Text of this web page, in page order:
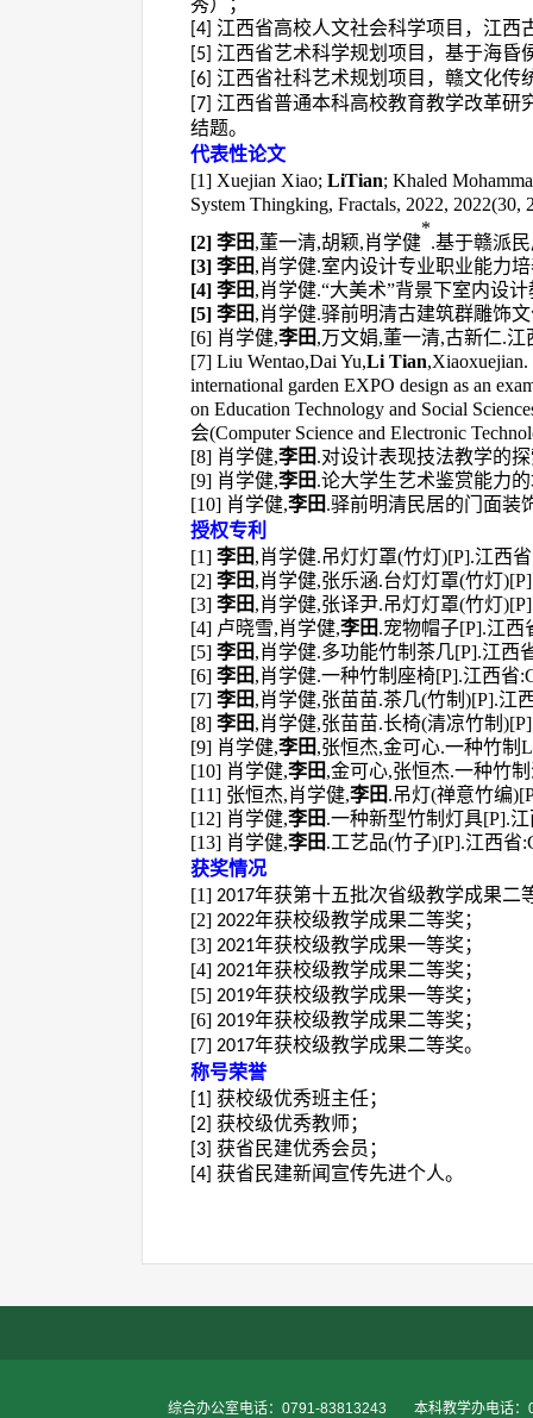
秀）；
[4] 江西省高校人文社会科学项目，江西
5 江西省艺术科学规划项目，基于海昏
[6] 江西省社科艺术规划项目，赣文化传
[7] 江西省普通本科高校教育教学改革研
结题。
代表性论文
[1] Xuejian Xiao; LiTian; Khaled
System Thingking, Fractals, 2022, 2022(30,
[2] 李田,董一清,胡颖,肖学健
*
.基于赣派
[3] 李田,肖学健.室内设计专业职业能力
[4] 李田,肖学健.“大美术”背景下室内设
[5] 李田,肖学健.驿前明清古建筑群雕饰
[6] 肖学健,李田,万文娟,董一清,古新仁.江
[7] Liu Wentao,Dai Yu,Li Tian,Xiaoxuejian.
international garden EXPO design as an
on Education Technology and Social
会(Computer Science and Electronic
[8] 肖学健,李田.对设计表现技法教学的
[9] 肖学健,李田.论大学生艺术鉴赏能力
[10] 肖学健,李田.驿前明清民居的门面装
授权专利
[1] 李田,肖学健.吊灯灯罩(竹灯)[P].江西
[2] 李田,肖学健,张乐涵.台灯灯罩(竹灯
[3] 李田,肖学健,张译尹.吊灯灯罩(竹灯
[4] 卢晓雪,肖学健,李田.宠物帽子[P].江西
[5] 李田,肖学健.多功能竹制茶几[P].江西
[6] 李田,肖学健.一种竹制座椅[P].江西省
[7] 李田,肖学健,张苗苗.茶几(竹制)[P].江
[8] 李田,肖学健,张苗苗.长椅(清凉竹制
[9] 肖学健,李田,张恒杰,金可心.一种竹制
[10] 肖学健,李田,金可心,张恒杰.一种竹
[11] 张恒杰,肖学健,李田.吊灯(禅意竹编
[12] 肖学健,李田.一种新型竹制灯具[P].江
[13] 肖学健,李田.工艺品(竹子)[P].江西省
获奖情况
[1] 2017年获第十五批次省级教学成果二
[2] 2022年获校级教学成果二等奖；
[3] 2021年获校级教学成果一等奖；
[4] 2021年获校级教学成果二等奖；
[5] 2019年获校级教学成果一等奖；
[6] 2019年获校级教学成果二等奖；
[7] 2017年获校级教学成果二等奖。
称号荣誉
[1] 获校级优秀班主任；
[2] 获校级优秀教师；
[3] 获省民建优秀会员；
[4] 获省民建新闻宣传先进个人。
综合办公室电话：0791-83813243 本科教学办电话